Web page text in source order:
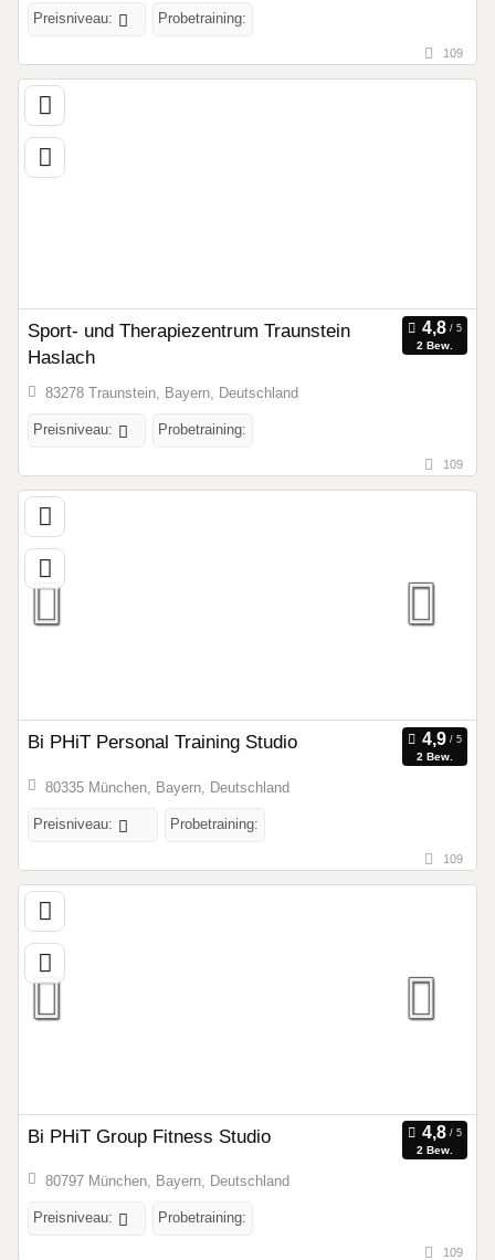
Preisniveau: Probetraining:
109
Sport- und Therapiezentrum Traunstein
Haslach
2 Bew.
83278 Traunstein, Bayern, Deutschland
Preisniveau: Probetraining:
109
Bi PHiT Personal Training Studio
2 Bew.
80335 München, Bayern, Deutschland
Preisniveau: Probetraining:
109
Bi PHiT Group Fitness Studio
2 Bew.
80797 München, Bayern, Deutschland
Preisniveau: Probetraining:
109